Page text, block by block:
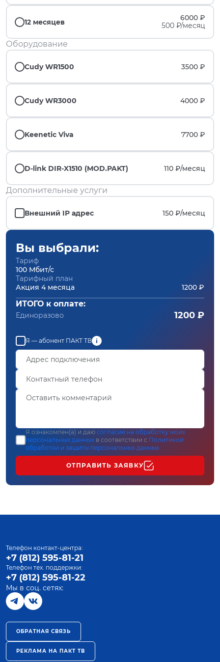
12 месяцев
6000 ₽
500 ₽/месяц
Оборудование
Cudy WR1500 3500 ₽
Cudy WR3000 4000 ₽
Keenetic Viva 7700 ₽
D-link DIR-X1510 (MOD.PAKT) 110 ₽/месяц
Дополнительные услуги
Внешний IP адрес 150 ₽/месяц
Вы выбрали:
Тариф
100 Мбит/с
Тарифный план
Акция 4 месяца
1200 ₽
ИТОГО к оплате:
Единоразово 1200 ₽
Я — абонент ПАКТ ТВ
Я ознакомлен(а) и даю согласие на обработку моих
персональных данных в соответствии с Политикой
обработки и защиты персональных данных
ОТПРАВИТЬ ЗАЯВКУ
Телефон контакт-центра:
+7 (812) 595-81-21
Телефон тех. поддержки:
+7 (812) 595-81-22
Мы в соц. сетях:
ОБРАТНАЯ СВЯЗЬ
РЕКЛАМА НА ПАКТ ТВ